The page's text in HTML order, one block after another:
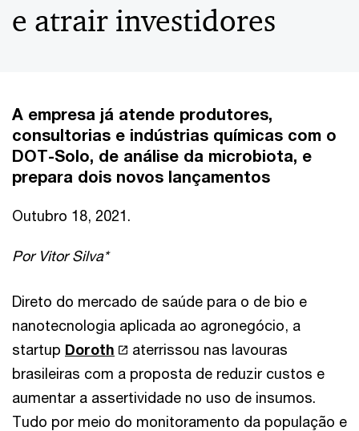
e atrair investidores
A empresa já atende produtores,
consultorias e indústrias químicas com o
DOT-Solo, de análise da microbiota, e
prepara dois novos lançamentos
Outubro 18, 2021.
Por Vitor Silva*
Direto do mercado de saúde para o de bio e
nanotecnologia aplicada ao agronegócio, a
startup Doroth
aterrissou nas lavouras
brasileiras com a proposta de reduzir custos e
aumentar a assertividade no uso de insumos.
Tudo por meio do monitoramento da população e